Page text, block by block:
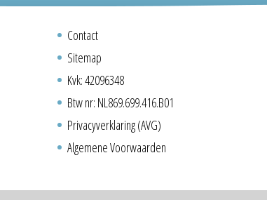
Contact
Sitemap
Kvk: 42096348
Btw nr: NL869.699.416.B01
Privacyverklaring (AVG)
Algemene Voorwaarden